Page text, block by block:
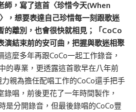
師，寫了這首〈珍惜今天(When
，想要表達自己珍惜每一刻跟歌迷
的離別，也會很快就相見；「CoCo
演結束前的安可曲，把握與歌迷相聚
這麼多年再跟CoCo一起工作錄音，
的專業，更透露這首歌早在八年前
親為擔任配唱工作的CoCo還手把手
唱，前後更花了一年時間製作，
是分開錄音，但最後錄唱的CoCo豐